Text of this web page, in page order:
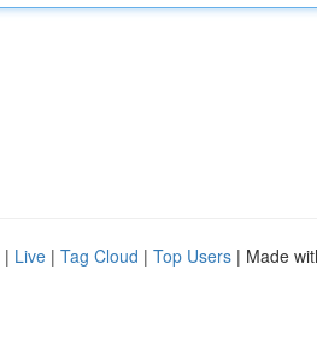
| Live | Tag Cloud | Top Users | Made